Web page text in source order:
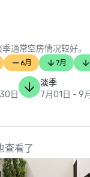
通常空房情况较好。
6月 7月
日
淡季
7月01日 - 9
查看了